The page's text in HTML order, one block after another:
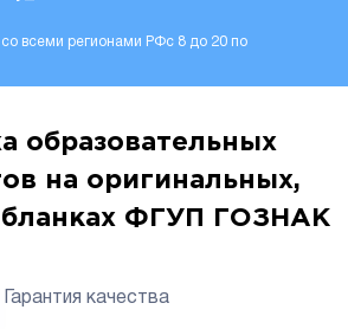
со всеми регионами РФс 8 до 20 по
образовательных
на оригинальных,
бланках ФГУП ГОЗНАК
Гарантия качества